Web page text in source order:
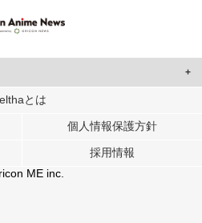
ユーザーに合わせたコンテンツや広告の
各パートナーに提供しています。
ーが各パートナーに提供した他の情報や、
を使用したときに収集した他の情報を組み
elthaとは
個人情報保護方針
採用情報
ME inc.